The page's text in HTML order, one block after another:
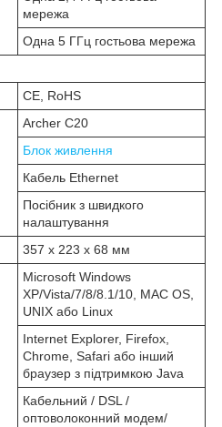
мережа
Одна 5 ГГц гостьова мережа
CE, RoHS
Archer C20
Блок живлення
Кабель Ethernet
Посібник з швидкого
налаштування
357 x 223 x 68 мм
Microsoft Windows
XP/Vista/7/8/8.1/10, MAC OS,
UNIX або Linux
Internet Explorer, Firefox,
Chrome, Safari або інший
браузер з підтримкою Java
Кабельний / DSL /
оптоволоконний модем/